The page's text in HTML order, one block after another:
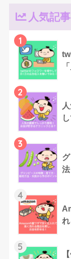
人気記
1
2
3
4
5